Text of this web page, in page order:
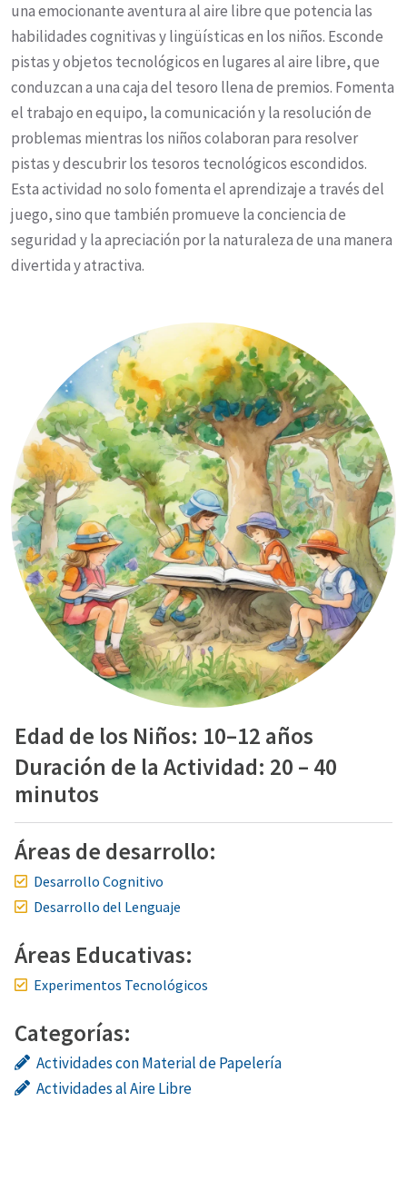
una emocionante aventura al aire libre que potencia las
habilidades cognitivas y lingüísticas en los niños. Esconde
pistas y objetos tecnológicos en lugares al aire libre, que
conduzcan a una caja del tesoro llena de premios. Fomenta
el trabajo en equipo, la comunicación y la resolución de
problemas mientras los niños colaboran para resolver
pistas y descubrir los tesoros tecnológicos escondidos.
Esta actividad no solo fomenta el aprendizaje a través del
juego, sino que también promueve la conciencia de
seguridad y la apreciación por la naturaleza de una manera
divertida y atractiva.
Edad de los Niños: 10–12 años
Duración de la Actividad: 20 – 40
minutos
Áreas de desarrollo:
Desarrollo Cognitivo
Desarrollo del Lenguaje
Áreas Educativas:
Experimentos Tecnológicos
Categorías:
Actividades con Material de Papelería
Actividades al Aire Libre